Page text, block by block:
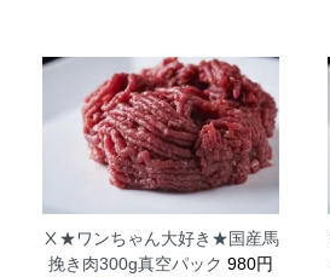
Ⅹ★ワンちゃん大好き★国産馬
挽き肉300g真空パック 980円